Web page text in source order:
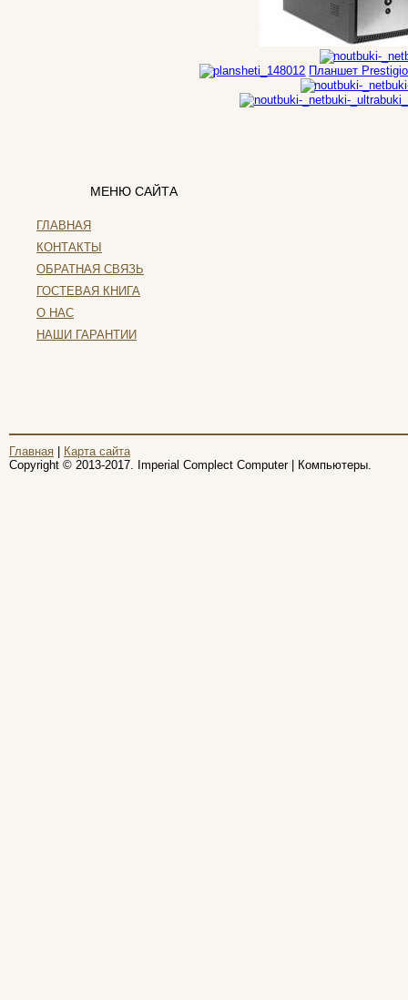
Планшет
МЕНЮ САЙТА
ГЛАВНАЯ
КОНТАКТЫ
ОБРАТНАЯ СВЯЗЬ
ГОСТЕВАЯ КНИГА
О НАС
НАШИ ГАРАНТИИ
Главная
Карта сайта
Copyright © 2013-2017. Imperial Complect Computer | Компьютеры.